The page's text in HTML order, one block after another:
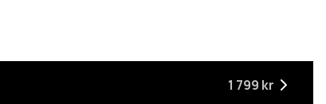
1 799 kr